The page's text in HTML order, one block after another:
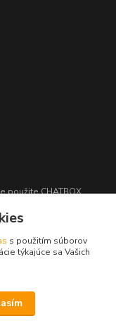
použite CHATBOX
s použitím súborov
týkajúce sa Vašich